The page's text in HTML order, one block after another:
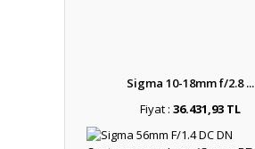
Sigma 10-18mm f/2.8 ...
Fiyat : 36.431,93 TL